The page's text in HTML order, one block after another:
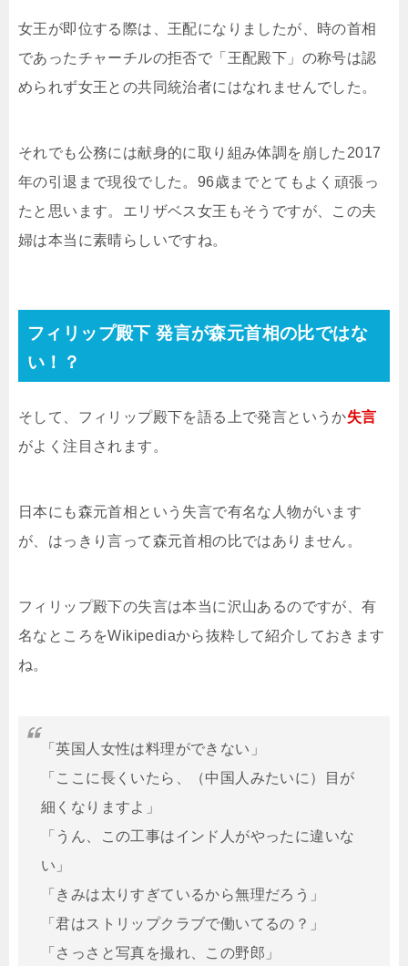
女王が即位する際は、王配になりましたが、時の首相
であったチャーチルの拒否で「王配殿下」の称号は認
められず女王との共同統治者にはなれませんでした。
それでも公務には献身的に取り組み体調を崩した2017
年の引退まで現役でした。96歳までとてもよく頑張っ
たと思います。エリザベス女王もそうですが、この夫
婦は本当に素晴らしいですね。
フィリップ殿下 発言が森元首相の比ではな
い！？
そして、フィリップ殿下を語る上で発言というか失言
がよく注目されます。
日本にも森元首相という失言で有名な人物がいます
が、はっきり言って森元首相の比ではありません。
フィリップ殿下の失言は本当に沢山あるのですが、有
名なところをWikipediaから抜粋して紹介しておきます
ね。
「英国人女性は料理ができない」
「ここに長くいたら、（中国人みたいに）目が
細くなりますよ」
「うん、この工事はインド人がやったに違いな
い」
「きみは太りすぎているから無理だろう」
「君はストリップクラブで働いてるの？」
「さっさと写真を撮れ、この野郎」